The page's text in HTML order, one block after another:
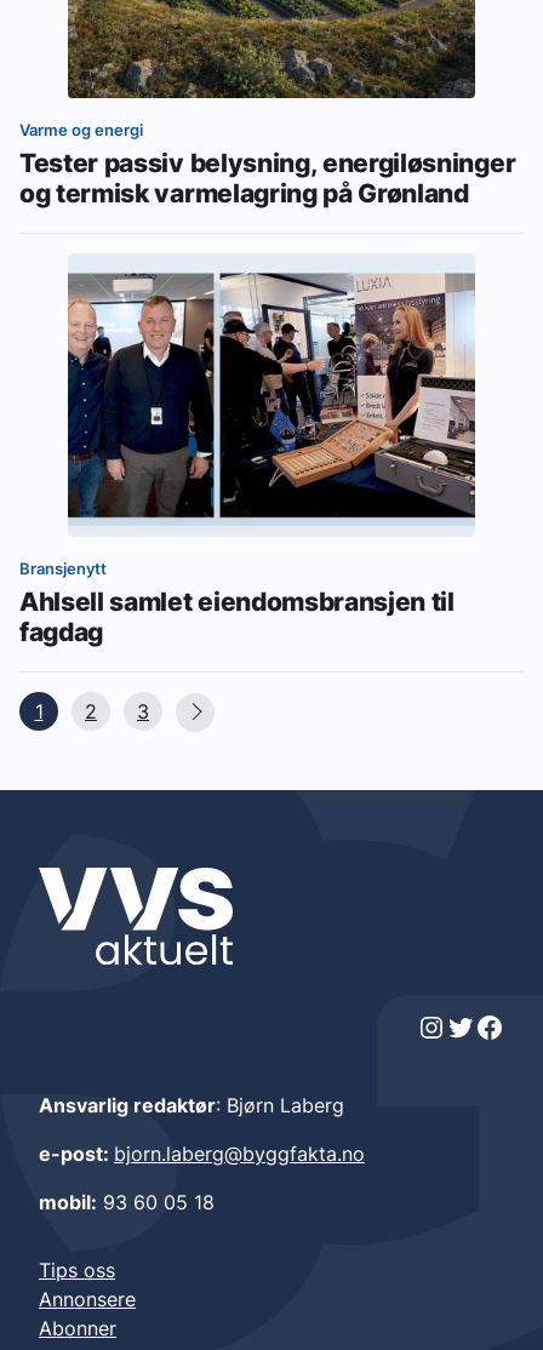
Varme og energi
Tester passiv belysning, energiløsninger
og termisk varmelagring på Grønland
Bransjenytt
Ahlsell samlet eiendomsbransjen til
fagdag
1 2 3
Instagram Twitter Facebook
Ansvarlig redaktør: Bjørn Laberg
e-post: bjorn.laberg@byggfakta.no
mobil: 93 60 05 18
Tips oss
Annonsere
Abonner